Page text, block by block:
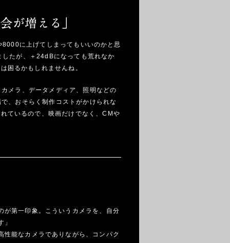
に上げてしまってもいいのかと思
たが、＋24dBになっても荒れなか
困るかもしれませんね。
メラ、データメディア、照明などの
、おそらく制作コストがかけられな
ているので、映画だけでなく、CMや
が第一印象。こういうカメラを、自分
能なカメラでありながら、コンパク